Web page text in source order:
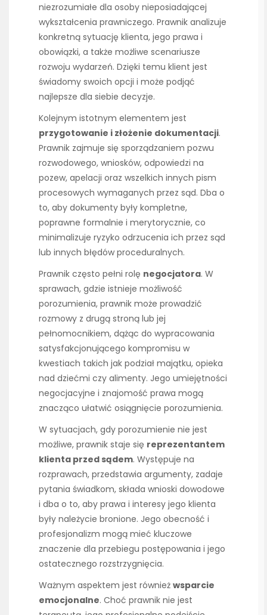
niezrozumiałe dla osoby nieposiadającej
wykształcenia prawniczego. Prawnik analizuje
konkretną sytuację klienta, jego prawa i
obowiązki, a także możliwe scenariusze
rozwoju wydarzeń. Dzięki temu klient jest
świadomy swoich opcji i może podjąć
najlepsze dla siebie decyzje.
Kolejnym istotnym elementem jest
przygotowanie i złożenie dokumentacji.
Prawnik zajmuje się sporządzaniem pozwu
rozwodowego, wniosków, odpowiedzi na
pozew, apelacji oraz wszelkich innych pism
procesowych wymaganych przez sąd. Dba o
to, aby dokumenty były kompletne,
poprawne formalnie i merytorycznie, co
minimalizuje ryzyko odrzucenia ich przez sąd
lub innych błędów proceduralnych.
Prawnik często pełni rolę negocjatora. W
sprawach, gdzie istnieje możliwość
porozumienia, prawnik może prowadzić
rozmowy z drugą stroną lub jej
pełnomocnikiem, dążąc do wypracowania
satysfakcjonującego kompromisu w
kwestiach takich jak podział majątku, opieka
nad dziećmi czy alimenty. Jego umiejętności
negocjacyjne i znajomość prawa mogą
znacząco ułatwić osiągnięcie porozumienia.
W sytuacjach, gdy porozumienie nie jest
możliwe, prawnik staje się reprezentantem
klienta przed sądem. Występuje na
rozprawach, przedstawia argumenty, zadaje
pytania świadkom, składa wnioski dowodowe
i dba o to, aby prawa i interesy jego klienta
były należycie bronione. Jego obecność i
profesjonalizm mogą mieć kluczowe
znaczenie dla przebiegu postępowania i jego
ostatecznego rozstrzygnięcia.
Ważnym aspektem jest również wsparcie
emocjonalne. Choć prawnik nie jest